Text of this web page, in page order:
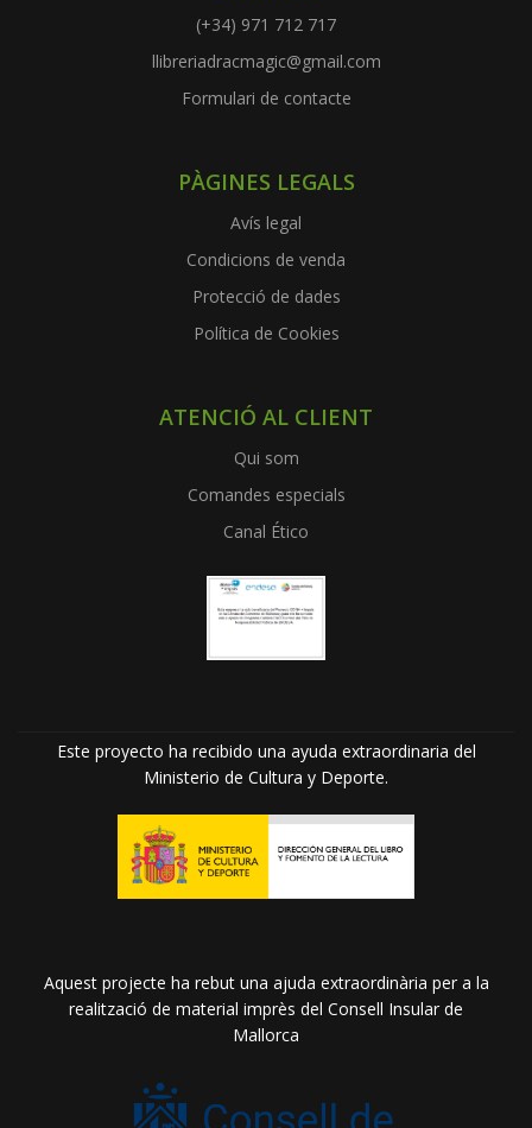
(+34) 971 712 717
llibreriadracmagic@gmail.com
Formulari de contacte
PÀGINES LEGALS
Avís legal
Condicions de venda
Protecció de dades
Política de Cookies
ATENCIÓ AL CLIENT
Qui som
Comandes especials
Canal Ético
Este proyecto ha recibido una ayuda extraordinaria del
Ministerio de Cultura y Deporte.
Aquest projecte ha rebut una ajuda extraordinària per a la
realització de material imprès del Consell Insular de
Mallorca